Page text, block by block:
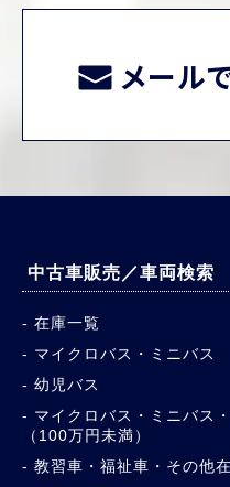
メール
中古車販売／車両検索
在庫一覧
マイクロバス・ミニバス
幼児バス
マイクロバス・ミニバス
（100万円未満）
教習車・福祉車・その他